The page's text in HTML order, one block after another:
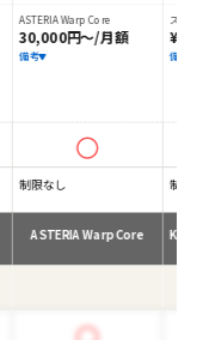
ASTERIA Warp Core
30,000円～/月額
備考
制限なし
ASTERIA Warp Core
スケジ
備考
制限